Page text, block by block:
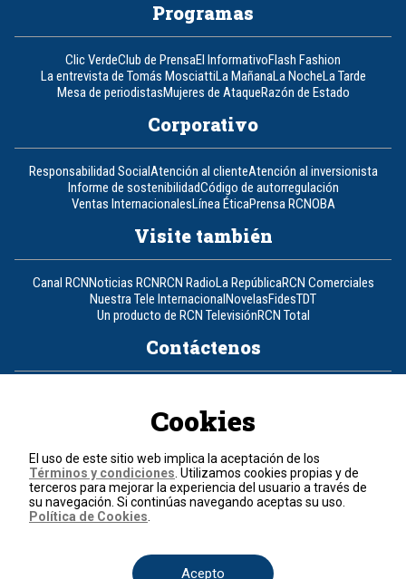
Programas
Clic VerdeClub de PrensaEl InformativoFlash Fashion
La entrevista de Tomás MosciattiLa MañanaLa NocheLa Tarde
Mesa de periodistasMujeres de AtaqueRazón de Estado
Corporativo
Responsabilidad SocialAtención al clienteAtención al inversionista
Informe de sostenibilidadCódigo de autorregulación
Ventas InternacionalesLínea ÉticaPrensa RCNOBA
Visite también
Canal RCNNoticias RCNRCN RadioLa RepúblicaRCN Comerciales
Nuestra Tele InternacionalNovelasFidesTDT
Un producto de RCN TelevisiónRCN Total
Contáctenos
Política de cookies
Términos y condiciones
© 2026, RCN Medios.
Todos los derechos reservados.
Cookies
El uso de este sitio web implica la aceptación de los
Términos y condiciones . Utilizamos cookies propias y de
terceros para mejorar la experiencia del usuario a través de
su navegación. Si continúas navegando aceptas su uso.
Política de Cookies
Acepto